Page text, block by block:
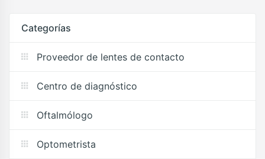
Categorías
Proveedor de lentes de contacto
Centro de diagnóstico
Oftalmólogo
Optometrista